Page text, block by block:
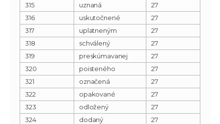
315
uznaná
27
316
uskutočnené
27
317
uplatneným
27
318
schválený
27
319
preskúmavanej
27
320
poisteného
27
321
označená
27
322
opakované
27
323
odložený
27
324
dodaný
27